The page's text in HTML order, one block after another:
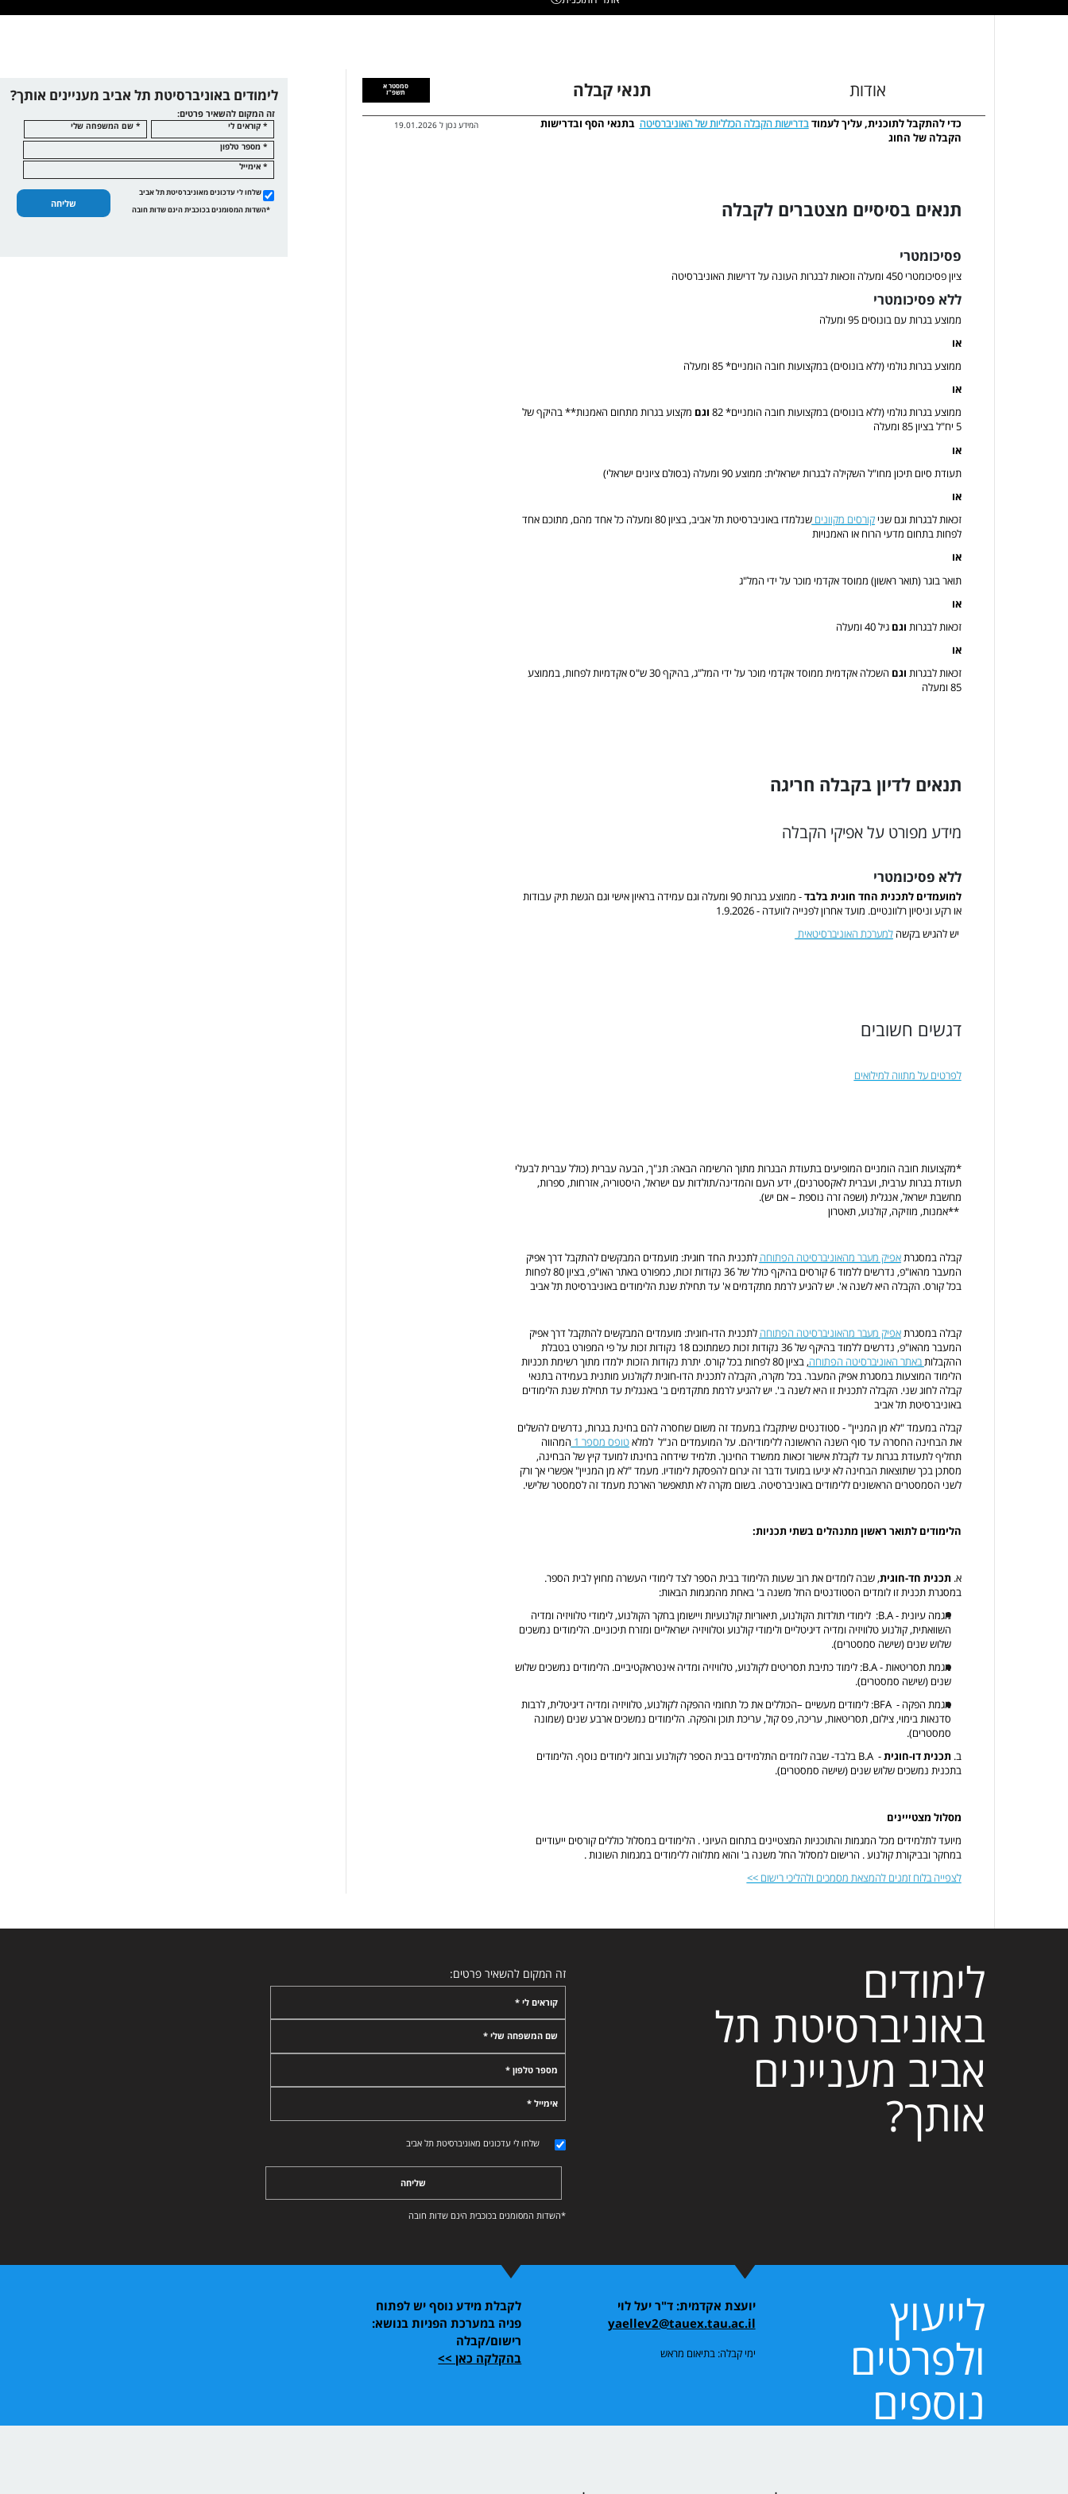
סמסטר א
תשפ"ז
המידע נכון ל 19.01.2026
אודות תנאי קבלה
כדי להתקבל לתוכנית, עליך לעמודבדרישות הקבלה הכלליות של האוניברסיטה בתנאי הסף ובדרישות
הקבלה של החוג
תנאים בסיסיים מצטברים לקבלה
פסיכומטרי
ציון פסיכומטרי 450 ומעלה וזכאות לבגרות העונה על דרישות האוניברסיטה
ללא פסיכומטרי
ממוצע בגרות עם בונוסים 95 ומעלה
או
ממוצע בגרות גולמי (ללא בונוסים) במקצועות חובה הומניים* 85 ומעלה
או
ממוצע בגרות גולמי (ללא בונוסים) במקצועות חובה הומניים* 82
וגם מקצוע בגרות מתחום האמנות** בהיקף של
5 יח"ל בציון 85 ומעלה
או
תעודת סיום תיכון מחו"ל השקילה לבגרות ישראלית: ממוצע 90 ומעלה (בסולם ציונים ישראלי)
או
זכאות לבגרות וגם שניקורסים מקוונים
שנלמדו באוניברסיטת תל אביב, בציון 80 ומעלה כל אחד מהם, מתוכם אחד
לפחות בתחום מדעי הרוח או האמנויות
או
תואר בוגר (תואר ראשון) ממוסד אקדמי מוכר על ידי המל"ג
או
זכאות לבגרות וגם גיל 40 ומעלה
או
זכאות לבגרות וגם
השכלה אקדמית ממוסד אקדמי מוכר על ידי המל"ג, בהיקף 30 ש"ס אקדמיות לפחות, בממוצע
85 ומעלה
תנאים לדיון בקבלה חריגה
מידע מפורט על אפיקי הקבלה
ללא פסיכומטרי
למועמדים לתכנית החד חוגית בלבד
- ממוצע בגרות 90 ומעלה וגם עמידה בראיון אישי וגם הגשת תיק עבודות
או רקע וניסיון רלוונטיים. מועד אחרון לפנייה לוועדה - 1.9.2026
יש להגיש בקשהלמערכת האוניברסיטאית
דגשים חשובים
לפרטים על מתווה למילואים
*מקצועות חובה הומניים המופיעים בתעודת הבגרות מתוך הרשימה הבאה: תנ"ך, הבעה עברית (כולל עברית לבעלי
תעודת בגרות ערבית, ועברית לאקסטרנים), ידע העם והמדינה/תולדות עם ישראל, היסטוריה, אזרחות, ספרות,
מחשבת ישראל, אנגלית (ושפה זרה נוספת – אם יש).
**אמנות, מוזיקה, קולנוע, תאטרון
קבלה במסגרתאפיק מעבר מהאוניברסיטה הפתוחה לתכנית החד חוגית: מועמדים המבקשים להתקבל דרך אפיק
המעבר מהאו"פ, נדרשים ללמוד 6 קורסים בהיקף כולל של 36 נקודות זכות, כמפורט באתר האו"פ, בציון 80 לפחות
בכל קורס. הקבלה היא לשנה א'. יש להגיע לרמת מתקדמים א' עד תחילת שנת הלימודים באוניברסיטת תל אביב
קבלה במסגרתאפיק מעבר מהאוניברסיטה הפתוחה לתכנית הדו-חוגית: מועמדים המבקשים להתקבל דרך אפיק
המעבר מהאו"פ, נדרשים ללמוד בהיקף של 36 נקודות זכות כשמתוכם 18 נקודות זכות על פי המפורט בטבלת
ההקבלותבאתר האוניברסיטה הפתוחה
, בציון 80 לפחות בכל קורס. יתרת נקודות הזכות ילמדו מתוך רשימת תכניות
הלימוד המוצעות במסגרת אפיק המעבר. בכל מקרה, הקבלה לתכנית הדו-חוגית לקולנוע מותנית בעמידה בתנאי
קבלה לחוג שני. הקבלה לתכנית זו היא לשנה ב'. יש להגיע לרמת מתקדמים ב' באנגלית עד תחילת שנת הלימודים
באוניברסיטת תל אביב
קבלה במעמד "לא מן המניין" - סטודנטים שיתקבלו במעמד זה משום שחסרה להם בחינת בגרות, נדרשים להשלים
את הבחינה החסרה עד סוף השנה הראשונה ללימודיהם. על המועמדים הנ"ל למלאטופס מספר 1
המהווה
תחליף לתעודת בגרות עד לקבלת אישור זכאות ממשרד החינוך. תלמיד שידחה בחינתו למועד קיץ של הבחינה,
מסתכן בכך שתוצאות הבחינה לא יגיעו במועד ודבר זה יגרום להפסקת לימודיו. מעמד "לא מן המניין" אפשרי אך ורק
לשני הסמסטרים הראשונים ללימודים באוניברסיטה. בשום מקרה לא תתאפשר הארכת מעמד זה לסמסטר שלישי.
הלימודים לתואר ראשון מתנהלים בשתי תכניות:
א.תכנית חד-חוגית, שבה לומדים את רוב שעות הלימוד בבית הספר לצד לימודי העשרה מחוץ לבית הספר.
במסגרת תכנית זו לומדים הסטודנטים החל משנה ב' באחת מהמגמות הבאות:
מגמה עיונית - B.A: לימודי תולדות הקולנוע, תיאוריות קולנועיות ויישומן בחקר הקולנוע, לימודי טלוויזיה ומדיה
השוואתית, קולנוע טלוויזיה ומדיה דיגיטליים ולימודי קולנוע וטלוויזיה ישראליים ומזרח תיכוניים. הלימודים נמשכים
שלוש שנים (שישה סמסטרים).
מגמת תסריטאות - B.A: לימוד כתיבת תסריטים לקולנוע, טלוויזיה ומדיה אינטראקטיביים. הלימודים נמשכים שלוש
שנים (שישה סמסטרים).
מגמת הפקה - BFA: לימודים מעשיים –הכוללים את כל תחומי ההפקה לקולנוע, טלוויזיה ומדיה דיגיטלית, לרבות
סדנאות בימוי, צילום, תסריטאות, עריכה, פס קול, עריכת תוכן והפקה. הלימודים נמשכים ארבע שנים (שמונה
סמסטרים).
ב.תכנית דו-חוגית
- B.A בלבד- שבה לומדים התלמידים בבית הספר לקולנוע ובחוג לימודים נוסף. הלימודים
בתכנית נמשכים שלוש שנים (שישה סמסטרים).
מסלול מצטייינים
מיועד לתלמידים מכל המגמות והתוכניות המצטיינים בתחום העיוני . הלימודים במסלול כוללים קורסים ייעודיים
במחקר ובביקורת קולנוע . הרישום למסלול החל משנה ב' והוא מתלווה ללימודים במגמות השונות .
לצפייה בלוח זמנים להמצאת מסמכים ולהליכי רישום >>
לימודים באוניברסיטת תל אביב מעניינים אותך?
זה המקום להשאיר פרטים:
* קוראים לי
* שם המשפחה שלי
* מספר טלפון
* אימייל
שלחו לי עדכונים מאוניברסיטת תל אביב
שליחה
*השדות המסומנים בכוכבית הינם שדות חובה
לימודים
באוניברסיטת תל
אביב מעניינים
אותך?
זה המקום להשאיר פרטים:
קוראים לי *
שם המשפחה שלי *
מספר טלפון *
אימייל *
שלחו לי עדכונים מאוניברסיטת תל אביב
שליחה
*השדות המסומנים בכוכבית הינם שדות חובה
לייעוץ
ולפרטים
נוספים
יועצת אקדמית: ד"ר יעל לוי
yaellev2@tauex.tau.ac.il
ימי קבלה: בתיאום מראש
לקבלת מידע נוסף יש לפתוח
פניה במערכת הפניות בנושא:
רישום/קבלה
בהקלקה כאן >>